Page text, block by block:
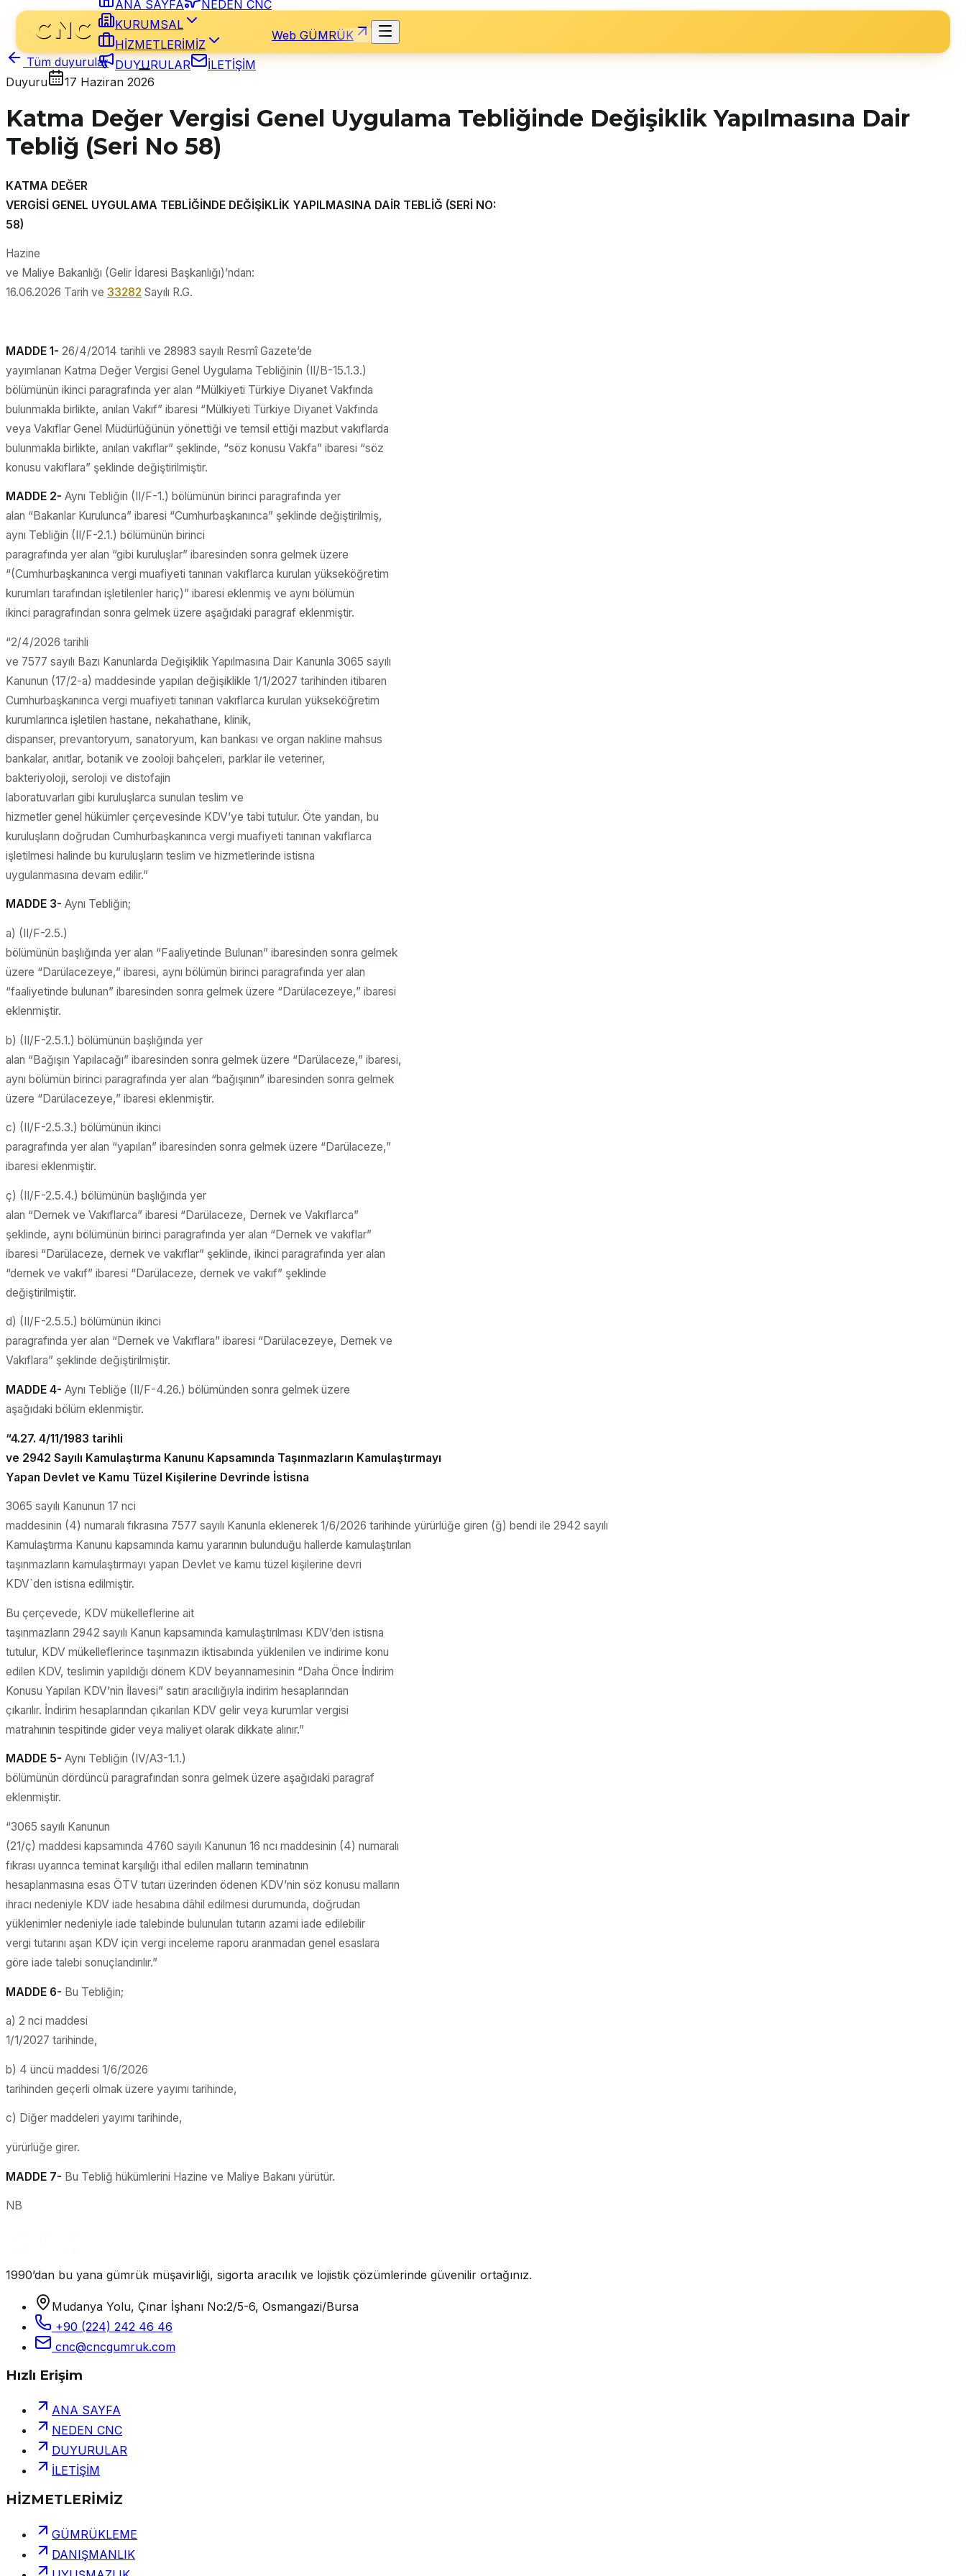
ANA SAYFA
NEDEN CNC
KURUMSAL
HİZMETLERİMİZ
DUYURULAR
İLETİŞİM
Web GÜMRÜK
Tüm duyurular
Duyuru
17 Haziran 2026
Katma Değer Vergisi Genel Uygulama Tebliğinde Değişiklik Yapılmasına Dair
Tebliğ (Seri No 58)
KATMA DEĞER
VERGİSİ GENEL UYGULAMA TEBLİĞİNDE DEĞİŞİKLİK YAPILMASINA DAİR TEBLİĞ (SERİ NO:
58)
Hazine
ve Maliye Bakanlığı (Gelir İdaresi Başkanlığı)’ndan:
16.06.2026 Tarih ve 33282 Sayılı R.G.
MADDE 1- 26/4/2014 tarihli ve 28983 sayılı Resmî Gazete’de
yayımlanan Katma Değer Vergisi Genel Uygulama Tebliğinin (II/B-15.1.3.)
bölümünün ikinci paragrafında yer alan “Mülkiyeti Türkiye Diyanet Vakfında
bulunmakla birlikte, anılan Vakıf” ibaresi “Mülkiyeti Türkiye Diyanet Vakfında
veya Vakıflar Genel Müdürlüğünün yönettiği ve temsil ettiği mazbut vakıflarda
bulunmakla birlikte, anılan vakıflar” şeklinde, “söz konusu Vakfa” ibaresi “söz
konusu vakıflara” şeklinde değiştirilmiştir.
MADDE 2- Aynı Tebliğin (II/F-1.) bölümünün birinci paragrafında yer
alan “Bakanlar Kurulunca” ibaresi “Cumhurbaşkanınca” şeklinde değiştirilmiş,
aynı Tebliğin (II/F-2.1.) bölümünün birinci
paragrafında yer alan “gibi kuruluşlar” ibaresinden sonra gelmek üzere
“(Cumhurbaşkanınca vergi muafiyeti tanınan vakıflarca kurulan yükseköğretim
kurumları tarafından işletilenler hariç)” ibaresi eklenmiş ve aynı bölümün
ikinci paragrafından sonra gelmek üzere aşağıdaki paragraf eklenmiştir.
“2/4/2026 tarihli
ve 7577 sayılı Bazı Kanunlarda Değişiklik Yapılmasına Dair Kanunla 3065 sayılı
Kanunun (17/2-a) maddesinde yapılan değişiklikle 1/1/2027 tarihinden itibaren
Cumhurbaşkanınca vergi muafiyeti tanınan vakıflarca kurulan yükseköğretim
kurumlarınca işletilen hastane, nekahathane, klinik,
dispanser, prevantoryum, sanatoryum, kan bankası ve organ nakline mahsus
bankalar, anıtlar, botanik ve zooloji bahçeleri, parklar ile veteriner,
bakteriyoloji, seroloji ve distofajin
laboratuvarları gibi kuruluşlarca sunulan teslim ve
hizmetler genel hükümler çerçevesinde KDV’ye tabi tutulur. Öte yandan, bu
kuruluşların doğrudan Cumhurbaşkanınca vergi muafiyeti tanınan vakıflarca
işletilmesi halinde bu kuruluşların teslim ve hizmetlerinde istisna
uygulanmasına devam edilir.”
MADDE 3- Aynı Tebliğin;
a) (II/F-2.5.)
bölümünün başlığında yer alan “Faaliyetinde Bulunan” ibaresinden sonra gelmek
üzere “Darülacezeye,” ibaresi, aynı bölümün birinci paragrafında yer alan
“faaliyetinde bulunan” ibaresinden sonra gelmek üzere “Darülacezeye,” ibaresi
eklenmiştir.
b) (II/F-2.5.1.) bölümünün başlığında yer
alan “Bağışın Yapılacağı” ibaresinden sonra gelmek üzere “Darülaceze,” ibaresi,
aynı bölümün birinci paragrafında yer alan “bağışının” ibaresinden sonra gelmek
üzere “Darülacezeye,” ibaresi eklenmiştir.
c) (II/F-2.5.3.) bölümünün ikinci
paragrafında yer alan “yapılan” ibaresinden sonra gelmek üzere “Darülaceze,”
ibaresi eklenmiştir.
ç) (II/F-2.5.4.) bölümünün başlığında yer
alan “Dernek ve Vakıflarca” ibaresi “Darülaceze, Dernek ve Vakıflarca”
şeklinde, aynı bölümünün birinci paragrafında yer alan “Dernek ve vakıflar”
ibaresi “Darülaceze, dernek ve vakıflar” şeklinde, ikinci paragrafında yer alan
“dernek ve vakıf” ibaresi “Darülaceze, dernek ve vakıf” şeklinde
değiştirilmiştir.
d) (II/F-2.5.5.) bölümünün ikinci
paragrafında yer alan “Dernek ve Vakıflara” ibaresi “Darülacezeye, Dernek ve
Vakıflara” şeklinde değiştirilmiştir.
MADDE 4- Aynı Tebliğe (II/F-4.26.) bölümünden sonra gelmek üzere
aşağıdaki bölüm eklenmiştir.
“4.27. 4/11/1983 tarihli
ve 2942 Sayılı Kamulaştırma Kanunu Kapsamında Taşınmazların Kamulaştırmayı
Yapan Devlet ve Kamu Tüzel Kişilerine Devrinde İstisna
3065 sayılı Kanunun 17 nci
maddesinin (4) numaralı fıkrasına 7577 sayılı Kanunla eklenerek 1/6/2026 tarihinde yürürlüğe giren (ğ) bendi ile 2942 sayılı
Kamulaştırma Kanunu kapsamında kamu yararının bulunduğu hallerde kamulaştırılan
taşınmazların kamulaştırmayı yapan Devlet ve kamu tüzel kişilerine devri
KDV`den istisna edilmiştir.
Bu çerçevede, KDV mükelleflerine ait
taşınmazların 2942 sayılı Kanun kapsamında kamulaştırılması KDV’den istisna
tutulur, KDV mükelleflerince taşınmazın iktisabında yüklenilen ve indirime konu
edilen KDV, teslimin yapıldığı dönem KDV beyannamesinin “Daha Önce İndirim
Konusu Yapılan KDV’nin İlavesi” satırı aracılığıyla indirim hesaplarından
çıkarılır. İndirim hesaplarından çıkarılan KDV gelir veya kurumlar vergisi
matrahının tespitinde gider veya maliyet olarak dikkate alınır.”
MADDE 5- Aynı Tebliğin (IV/A3-1.1.)
bölümünün dördüncü paragrafından sonra gelmek üzere aşağıdaki paragraf
eklenmiştir.
“3065 sayılı Kanunun
(21/ç) maddesi kapsamında 4760 sayılı Kanunun 16 ncı maddesinin (4) numaralı
fıkrası uyarınca teminat karşılığı ithal edilen malların teminatının
hesaplanmasına esas ÖTV tutarı üzerinden ödenen KDV’nin söz konusu malların
ihracı nedeniyle KDV iade hesabına dâhil edilmesi durumunda, doğrudan
yüklenimler nedeniyle iade talebinde bulunulan tutarın azami iade edilebilir
vergi tutarını aşan KDV için vergi inceleme raporu aranmadan genel esaslara
göre iade talebi sonuçlandırılır.”
MADDE 6- Bu Tebliğin;
a) 2 nci maddesi
1/1/2027 tarihinde,
b) 4 üncü maddesi 1/6/2026
tarihinden geçerli olmak üzere yayımı tarihinde,
c) Diğer maddeleri yayımı tarihinde,
yürürlüğe girer.
MADDE 7- Bu Tebliğ hükümlerini Hazine ve Maliye Bakanı yürütür.
NB
1990’dan bu yana gümrük müşavirliği, sigorta aracılık ve lojistik çözümlerinde güvenilir ortağınız.
Mudanya Yolu, Çınar İşhanı No:2/5-6, Osmangazi/Bursa
+90 (224) 242 46 46
cnc@cncgumruk.com
Hızlı Erişim
ANA SAYFA
NEDEN CNC
DUYURULAR
İLETİŞİM
HİZMETLERİMİZ
GÜMRÜKLEME
DANIŞMANLIK